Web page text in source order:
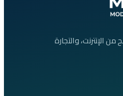
الإنترنت، والتجارة